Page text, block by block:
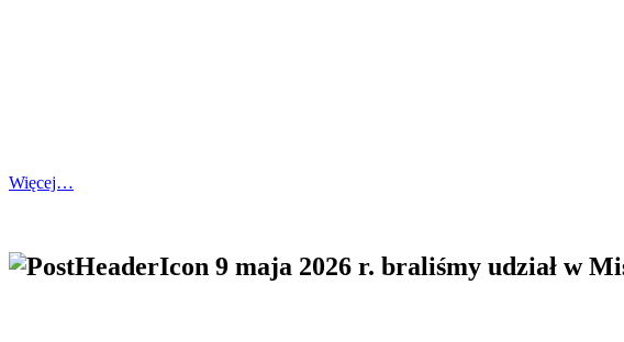
Więcej…
9 maja 2026 r. braliśmy udział w